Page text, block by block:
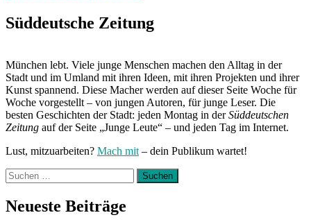
Post:
Süddeutsche Zeitung
München lebt. Viele junge Menschen machen den Alltag in der
Stadt und im Umland mit ihren Ideen, mit ihren Projekten und ihrer
Kunst spannend. Diese Macher werden auf dieser Seite Woche für
Woche vorgestellt – von jungen Autoren, für junge Leser. Die
besten Geschichten der Stadt: jeden Montag in derSüddeutschen
Zeitung auf der Seite „Junge Leute“ – und jeden Tag im Internet.
Lust, mitzuarbeiten? Mach mit – dein Publikum wartet!
Suchen
nach:
Neueste Beiträge